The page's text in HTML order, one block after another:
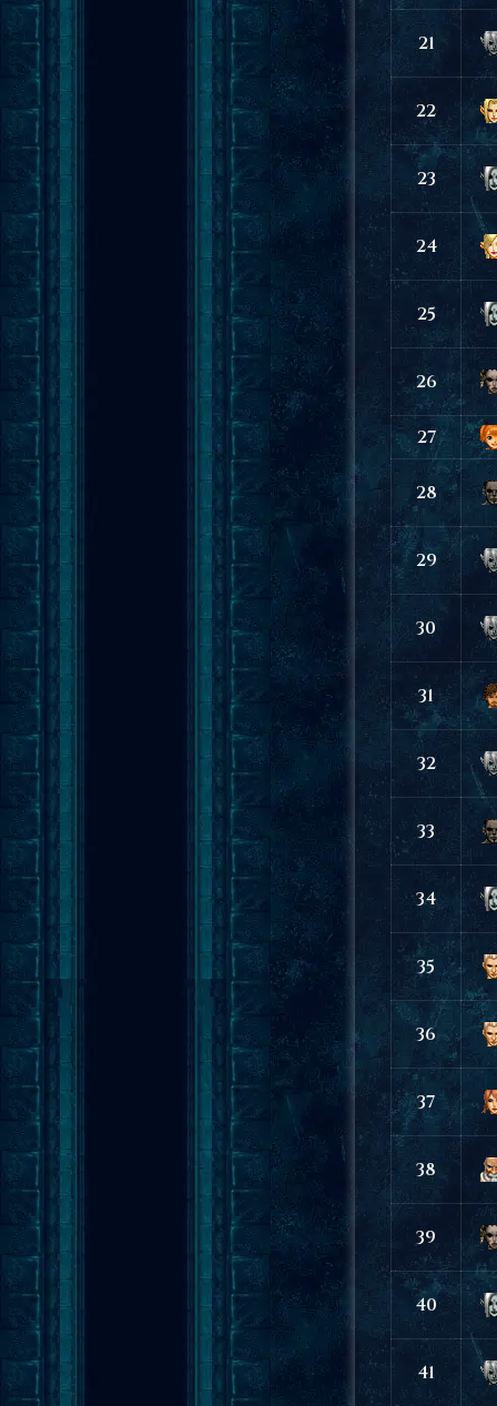
21
22
23
24
25
26
27
28
29
30
31
32
33
34
35
36
37
38
39
40
41